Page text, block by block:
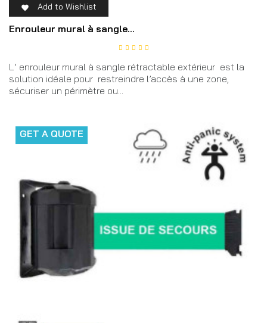
 Add to Wishlist
Enrouleur mural à sangle...
L’ enrouleur mural à sangle rétractable extérieur est la
solution idéale pour restreindre l’accès à une zone,
sécuriser un périmètre ou...
GET A QUOTE